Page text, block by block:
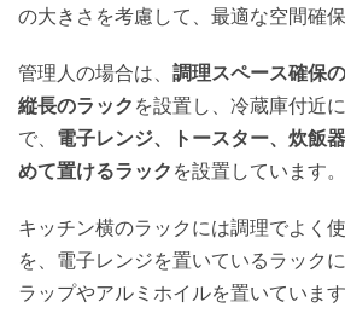
の大きさを考慮して、最適な空間確
管理人の場合は、 調理スペース確保
縦長のラック を設置し、冷蔵庫付近
で、 電子レンジ、トースター、炊飯
めて置けるラック を設置しています。
キッチン横のラックには調理でよく
を、電子レンジを置いているラック
ラップやアルミホイルを置いています